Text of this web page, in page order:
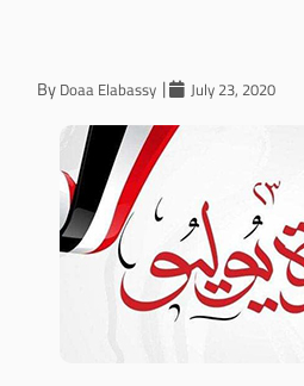
ByDoaa Elabassy July 23, 2020